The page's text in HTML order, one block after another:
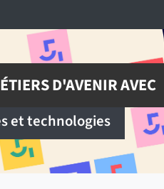
D'AVENIR AVEC
et technologies